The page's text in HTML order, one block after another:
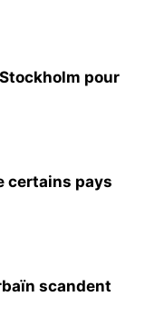
pour
certains pays
scandent